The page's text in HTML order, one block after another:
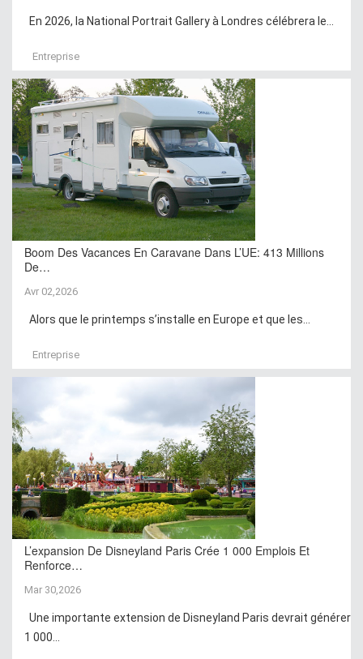
En 2026, la National Portrait Gallery à Londres célébrera le...
Entreprise
Boom Des Vacances En Caravane Dans L’UE: 413 Millions
De…
Avr 02,2026
Alors que le printemps s’installe en Europe et que les...
Entreprise
L’expansion De Disneyland Paris Crée 1 000 Emplois Et
Renforce…
Mar 30,2026
Une importante extension de Disneyland Paris devrait générer
1 000...